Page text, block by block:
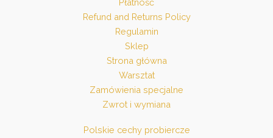
Refund and Returns Policy
Regulamin
Sklep
Strona główna
Warsztat
Zamówienia specjalne
Zwrot i wymiana
Polskie cechy probiercze